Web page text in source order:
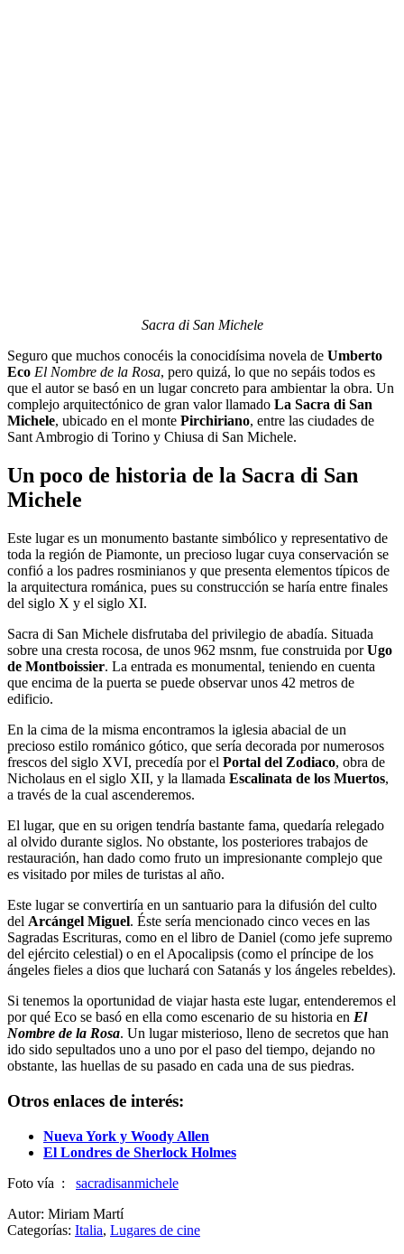
Sacra di San Michele
Seguro que muchos conocéis la conocidísima novela de Umberto
Eco El Nombre de la Rosa, pero quizá, lo que no sepáis todos es
que el autor se basó en un lugar concreto para ambientar la obra. Un
complejo arquitectónico de gran valor llamado La Sacra di San
Michele, ubicado en el monte Pirchiriano, entre las ciudades de
Sant Ambrogio di Torino y Chiusa di San Michele.
Un poco de historia de la Sacra di San
Michele
Este lugar es un monumento bastante simbólico y representativo de
toda la región de Piamonte, un precioso lugar cuya conservación se
confió a los padres rosminianos y que presenta elementos típicos de
la arquitectura románica, pues su construcción se haría entre finales
del siglo X y el siglo XI.
Sacra di San Michele disfrutaba del privilegio de abadía. Situada
sobre una cresta rocosa, de unos 962 msnm, fue construida porUgo
de Montboissier. La entrada es monumental, teniendo en cuenta
que encima de la puerta se puede observar unos 42 metros de
edificio.
En la cima de la misma encontramos la iglesia abacial de un
precioso estilo románico gótico, que sería decorada por numerosos
frescos del siglo XVI, precedía por el Portal del Zodiaco, obra de
Nicholaus en el siglo XII, y la llamada Escalinata de los Muertos,
a través de la cual ascenderemos.
El lugar, que en su origen tendría bastante fama, quedaría relegado
al olvido durante siglos. No obstante, los posteriores trabajos de
restauración, han dado como fruto un impresionante complejo que
es visitado por miles de turistas al año.
Este lugar se convertiría en un santuario para la difusión del culto
del Arcángel Miguel. Éste sería mencionado cinco veces en las
Sagradas Escrituras, como en el libro de Daniel (como jefe supremo
del ejército celestial) o en el Apocalipsis (como el príncipe de los
ángeles fieles a dios que luchará con Satanás y los ángeles rebeldes).
Si tenemos la oportunidad de viajar hasta este lugar, entenderemos el
por qué Eco se basó en ella como escenario de su historia en El
Nombre de la Rosa. Un lugar misterioso, lleno de secretos que han
ido sido sepultados uno a uno por el paso del tiempo, dejando no
obstante, las huellas de su pasado en cada una de sus piedras.
Otros enlaces de interés:
Nueva York y Woody Allen
El Londres de Sherlock Holmes
Foto vía : sacradisanmichele
Autor: Miriam Martí
Categorías: Italia, Lugares de cine